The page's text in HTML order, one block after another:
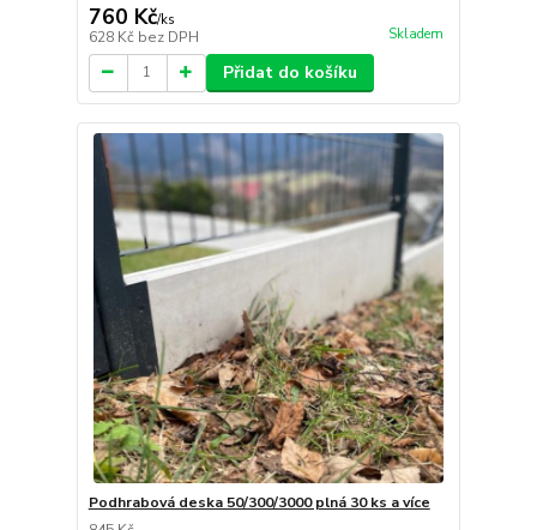
760 Kč/ks
628 Kč bez DPH Skladem
Přidat do košíku
Podhrabová deska 50/300/3000 plná 30 ks a více